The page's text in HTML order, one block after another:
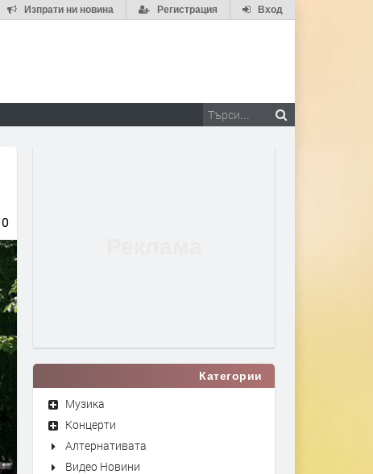
Вход
Регистрация
Изпрати ни новина
0
Категории
Музика
Концерти
Алтернативата
Видео Новини